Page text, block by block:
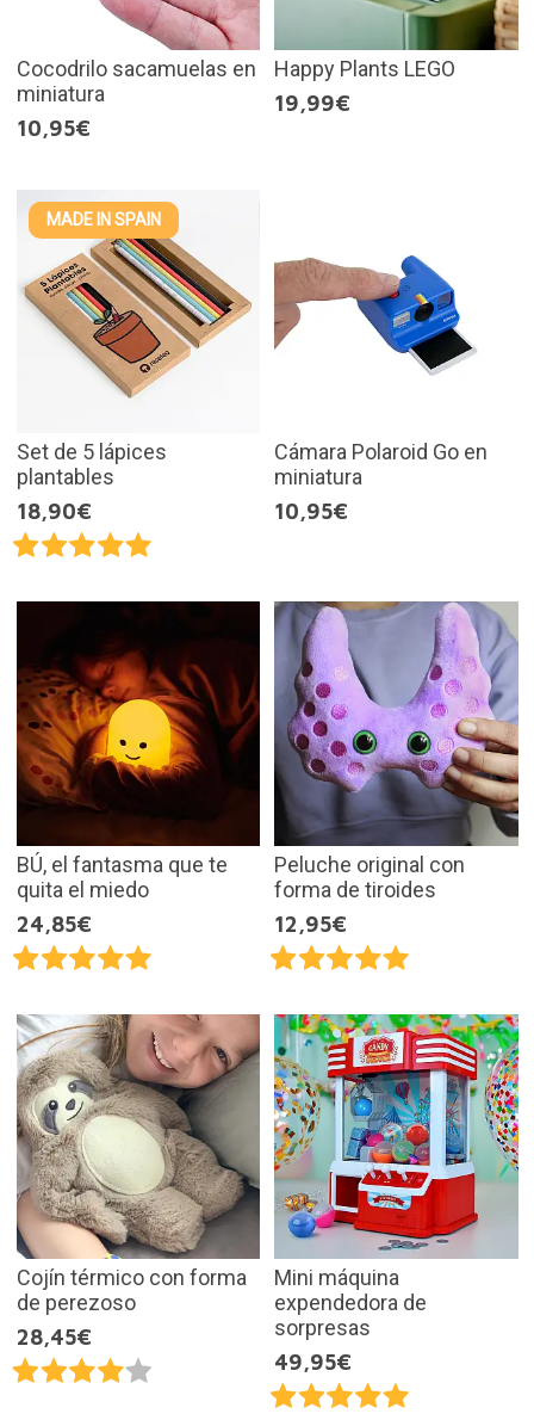
Cocodrilo sacamuelas en
miniatura
10,95€
Happy Plants LEGO
19,99€
MADE IN SPAIN
Set de 5 lápices
plantables
18,90€
Cámara Polaroid Go en
miniatura
10,95€
BÚ, el fantasma que te
quita el miedo
24,85€
Peluche original con
forma de tiroides
12,95€
Cojín térmico con forma
de perezoso
28,45€
Mini máquina
expendedora de
sorpresas
49,95€